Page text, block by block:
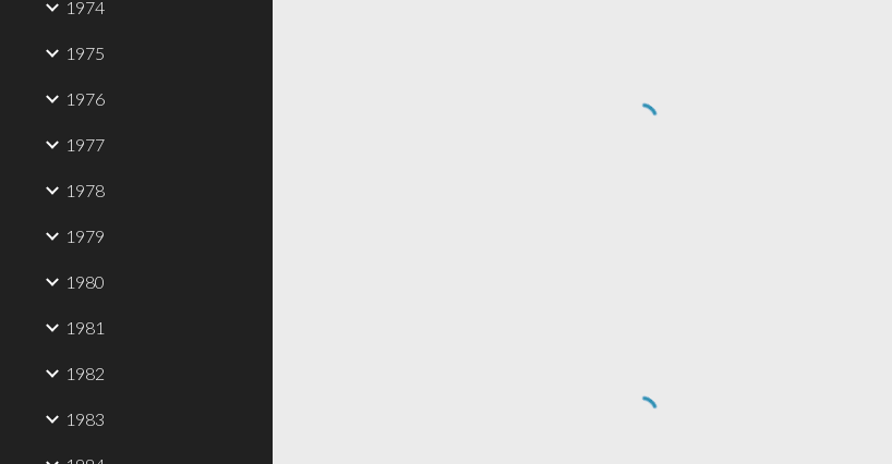
1974
1975
1976
1977
1978
1979
1980
1981
1982
1983